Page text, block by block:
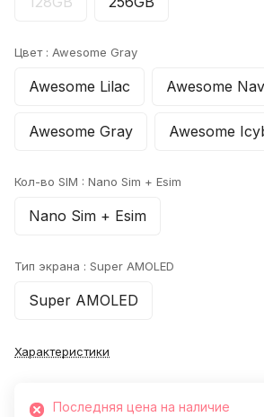
Цвет : Awesome Gray
Awesome Lilac Awesome
Awesome Gray Awesome
Кол-во SIM : Nano Sim + Esim
Nano Sim + Esim
Тип экрана : Super AMOLED
Super AMOLED
Характеристики
Последняя цена на наличие